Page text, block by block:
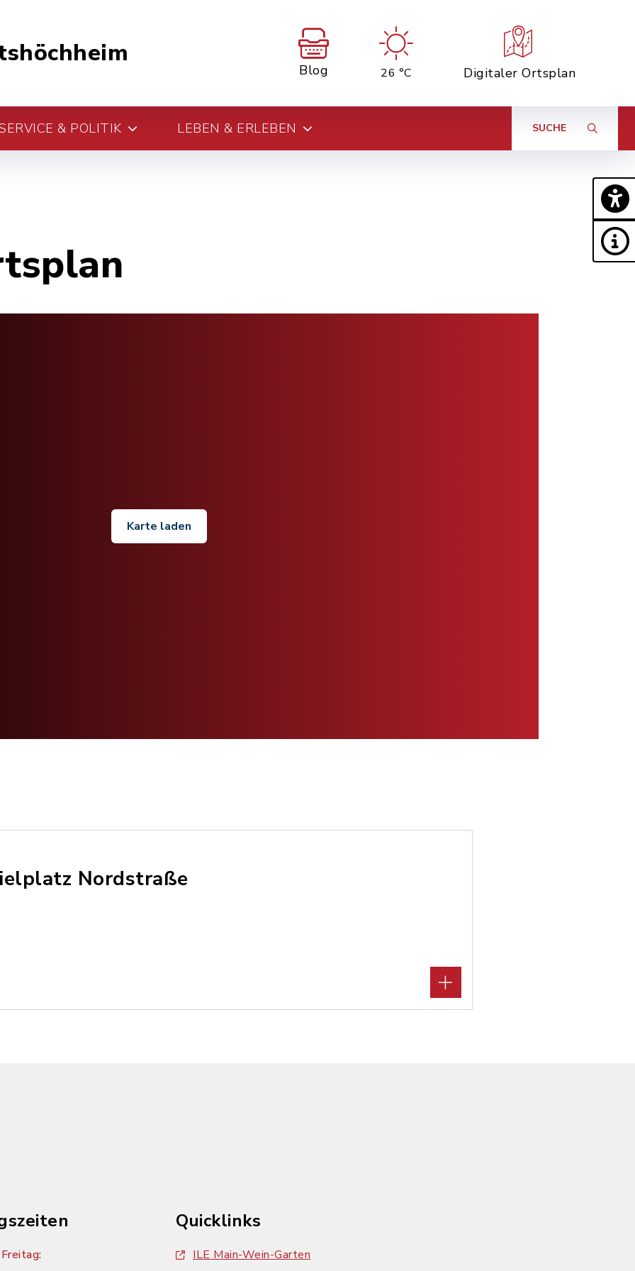
Blog 26 °C Digitaler Ortsplan
& POLITIK LEBEN & ERLEBEN SUCHE
Karte laden
Nordstraße
Quicklinks
ILE Main-Wein-Garten